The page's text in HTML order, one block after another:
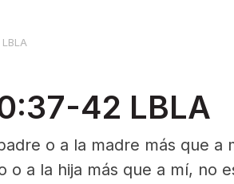
42 LBLA
o a la madre más que a
o a la hija más que a mí, no